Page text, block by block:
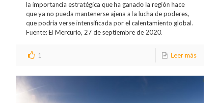
la importancia estratégica que ha ganado la región hace
que ya no pueda mantenerse ajena a la lucha de poderes,
que podría verse intensificada por el calentamiento global.
Fuente: El Mercurio, 27 de septiembre de 2020.
1 Leer más